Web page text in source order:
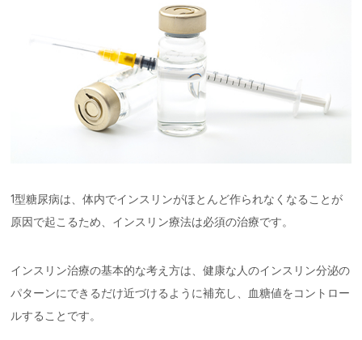
1型糖尿病は、体内でインスリンがほとんど作られなくなることが
原因で起こるため、インスリン療法は必須の治療です。
インスリン治療の基本的な考え方は、健康な人のインスリン分泌の
パターンにできるだけ近づけるように補充し、血糖値をコントロー
ルすることです。